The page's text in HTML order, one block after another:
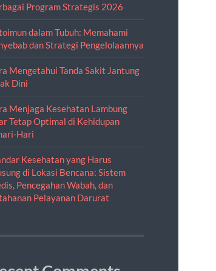
Program Strategis 2026
dalam Tubuh: Memahami
dan Strategi Pengelolaannya
Mengetahui Tanda Sakit Jantung
Dini
Menjaga Kesehatan Lambung
Tetap Optimal di Kehidupan
Hari
Kesehatan yang Harus
di Lokasi Bencana: Sistem
Pencegahan Wabah, dan
Pelayanan Darurat